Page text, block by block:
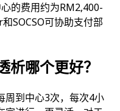
的费用约为RM2,400-
SOCSO可协助支付部
析哪个更好？
周到中心3次，每次4小